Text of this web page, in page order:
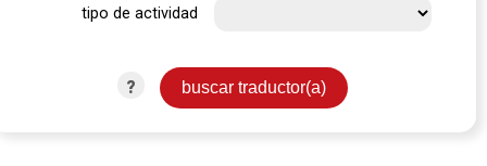
tipo de actividad
?